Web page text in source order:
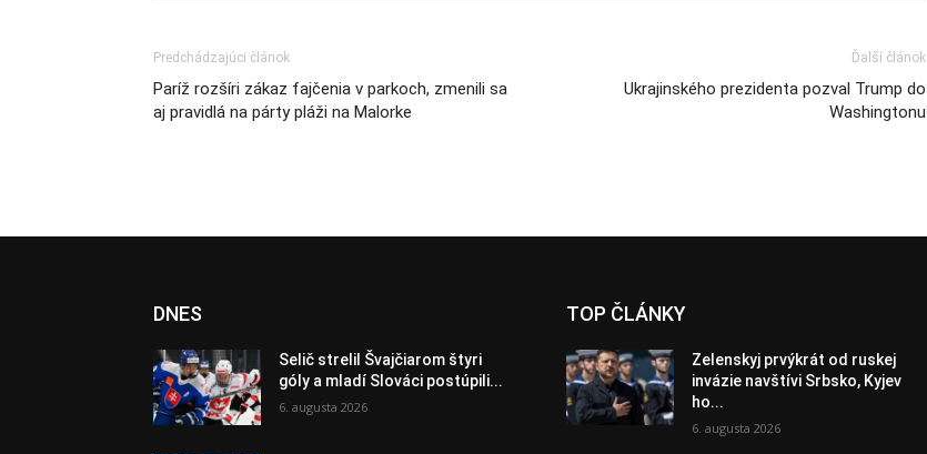
Predchádzajúci článok
Paríž rozšíri zákaz fajčenia v parkoch, zmenili sa
aj pravidlá na párty pláži na Malorke
Ďalší článok
Ukrajinského prezidenta pozval Trump do
Washingtonu
DNES
Selič strelil Švajčiarom štyri
góly a mladí Slováci postúpili...
6. augusta 2026
TOP ČLÁNKY
Zelenskyj prvýkrát od ruskej
invázie navštívi Srbsko, Kyjev
ho...
6. augusta 2026